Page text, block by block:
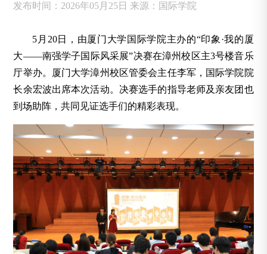
发布时间：2026年05月25日 来源：国际学院
5月20日，由厦门大学国际学院主办的“印象·我的厦
大——南强学子国际风采展”决赛在漳州校区主3号楼音乐
厅举办。厦门大学漳州校区管委会主任李军，国际学院院
长余宏波出席本次活动。决赛选手的指导老师及亲友团也
到场助阵，共同见证选手们的精彩表现。